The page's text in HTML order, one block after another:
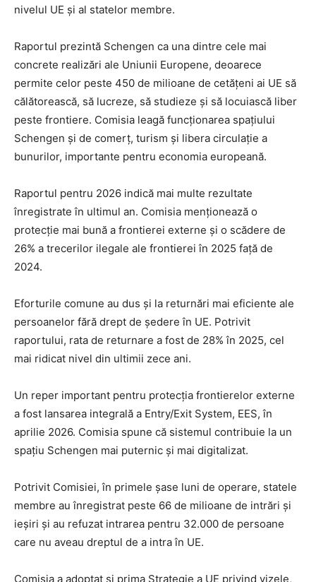
nivelul UE și al statelor membre.
Raportul prezintă Schengen ca una dintre cele mai
concrete realizări ale Uniunii Europene, deoarece
permite celor peste 450 de milioane de cetățeni ai UE să
călătorească, să lucreze, să studieze și să locuiască liber
peste frontiere. Comisia leagă funcționarea spațiului
Schengen și de comerț, turism și libera circulație a
bunurilor, importante pentru economia europeană.
Raportul pentru 2026 indică mai multe rezultate
înregistrate în ultimul an. Comisia menționează o
protecție mai bună a frontierei externe și o scădere de
26% a trecerilor ilegale ale frontierei în 2025 față de
2024.
Eforturile comune au dus și la returnări mai eficiente ale
persoanelor fără drept de ședere în UE. Potrivit
raportului, rata de returnare a fost de 28% în 2025, cel
mai ridicat nivel din ultimii zece ani.
Un reper important pentru protecția frontierelor externe
a fost lansarea integrală a Entry/Exit System, EES, în
aprilie 2026. Comisia spune că sistemul contribuie la un
spațiu Schengen mai puternic și mai digitalizat.
Potrivit Comisiei, în primele șase luni de operare, statele
membre au înregistrat peste 66 de milioane de intrări și
ieșiri și au refuzat intrarea pentru 32.000 de persoane
care nu aveau dreptul de a intra în UE.
Comisia a adoptat și prima Strategie a UE privind vizele,